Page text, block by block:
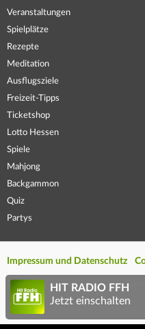
Veranstaltungen
Spielplätze
Rezepte
Meditation
Ausflugsziele
Freizeit-Tipps
Ticketshop
Lotto Hessen
Spiele
Mahjong
Backgammon
Quiz
Partys
Impressum und Datenschutz
HIT RADIO FFH
Jetzt einschalten